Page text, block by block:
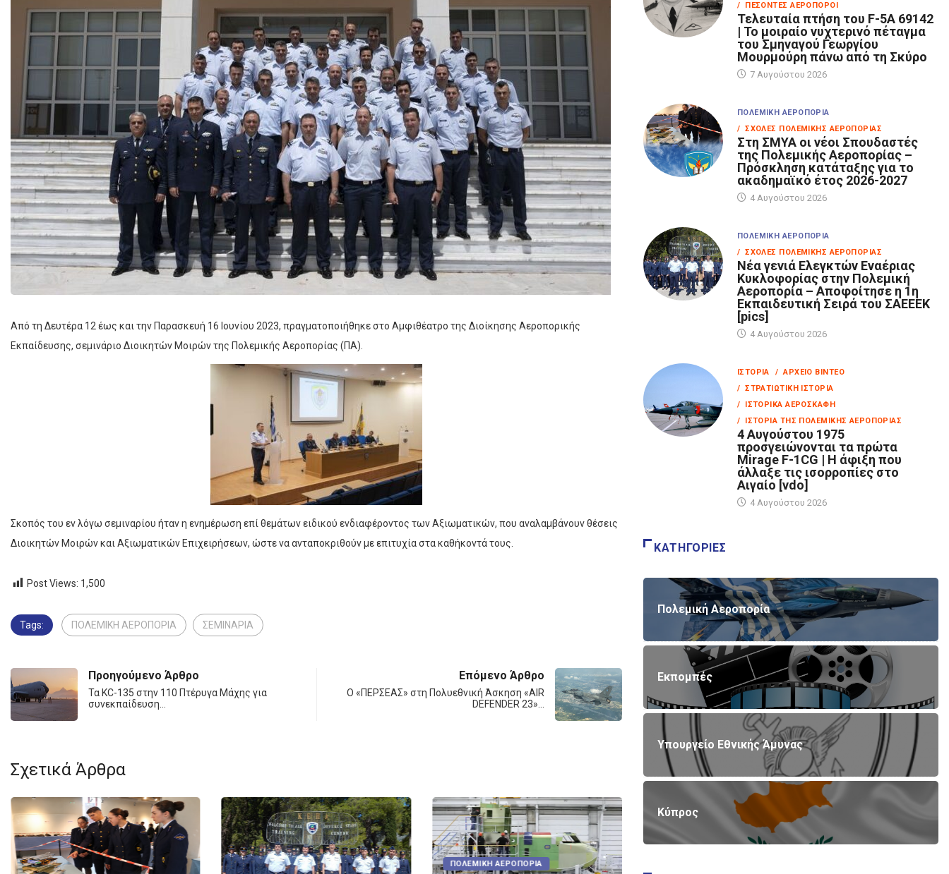
Από τη Δευτέρα 12 έως και την Παρασκευή 16 Ιουνίου 2023, πραγματοποιήθηκε στο Αμφιθέατρο της Διοίκησης Αεροπορικής
Εκπαίδευσης, σεμινάριο Διοικητών Μοιρών της Πολεμικής Αεροπορίας (ΠΑ).
Σκοπός του εν λόγω σεμιναρίου ήταν η ενημέρωση επί θεμάτων ειδικού ενδιαφέροντος των Αξιωματικών, που αναλαμβάνουν θέσεις
Διοικητών Μοιρών και Αξιωματικών Επιχειρήσεων, ώστε να ανταποκριθούν με επιτυχία στα καθήκοντά τους.
Post Views: 1,500
Tags: ΠΟΛΕΜΙΚΗ ΑΕΡΟΠΟΡΙΑ ΣΕΜΙΝΑΡΙΑ
Προηγούμενο Άρθρο
Τα KC-135 στην 110 Πτέρυγα Μάχης για
συνεκπαίδευση…
Επόμενο Άρθρο
Ο «ΠΕΡΣΕΑΣ» στη Πολυεθνική Άσκηση «AIR
DEFENDER 23»…
Σχετικά Άρθρα
ΠΟΛΕΜΙΚΉ ΑΕΡΟΠΟΡΊΑ
/ ΠΕΣΌΝΤΕΣ ΑΕΡΟΠΌΡΟΙ
Τελευταία πτήση του F-5A 69142
| Το μοιραίο νυχτερινό πέταγμα
του Σμηναγού Γεωργίου
Μουρμούρη πάνω από τη Σκύρο
7 Αυγούστου 2026
ΠΟΛΕΜΙΚΉ ΑΕΡΟΠΟΡΊΑ
/ ΣΧΟΛΈΣ ΠΟΛΕΜΙΚΉΣ ΑΕΡΟΠΟΡΊΑΣ
Στη ΣΜΥΑ οι νέοι Σπουδαστές
της Πολεμικής Αεροπορίας –
Πρόσκληση κατάταξης για το
ακαδημαϊκό έτος 2026-2027
4 Αυγούστου 2026
ΠΟΛΕΜΙΚΉ ΑΕΡΟΠΟΡΊΑ
/ ΣΧΟΛΈΣ ΠΟΛΕΜΙΚΉΣ ΑΕΡΟΠΟΡΊΑΣ
Νέα γενιά Ελεγκτών Εναέριας
Κυκλοφορίας στην Πολεμική
Αεροπορία – Αποφοίτησε η 1η
Εκπαιδευτική Σειρά του ΣΑΕΕΕΚ
[pics]
4 Αυγούστου 2026
ΙΣΤΟΡΊΑ
/ ΑΡΧΕΊΟ ΒΊΝΤΕΟ
/ ΣΤΡΑΤΙΩΤΙΚΉ ΙΣΤΟΡΊΑ
/ ΙΣΤΟΡΙΚΆ ΑΕΡΟΣΚΆΦΗ
/ ΙΣΤΟΡΊΑ ΤΗΣ ΠΟΛΕΜΙΚΉΣ ΑΕΡΟΠΟΡΊΑΣ
4 Αυγούστου 1975
προσγειώνονται τα πρώτα
Mirage F-1CG | Η άφιξη που
άλλαξε τις ισορροπίες στο
Αιγαίο [vdo]
4 Αυγούστου 2026
ΚΑΤΗΓΟΡΊΕΣ
Πολεμική Αεροπορία
Εκπομπές
Υπουργείο Εθνικής Άμυνας
Κύπρος